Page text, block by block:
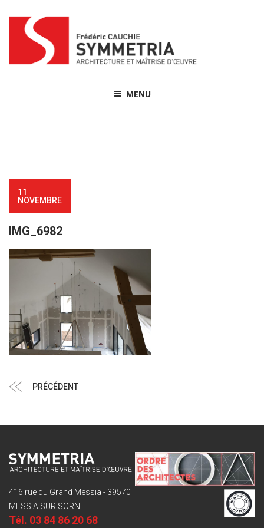
content
MENU
11
NOVEMBRE
IMG_6982
de
Article
PRÉCÉDENT
416 rue du Grand Messia - 39570
MESSIA SUR SORNE
Tél. 03 84 86 20 68